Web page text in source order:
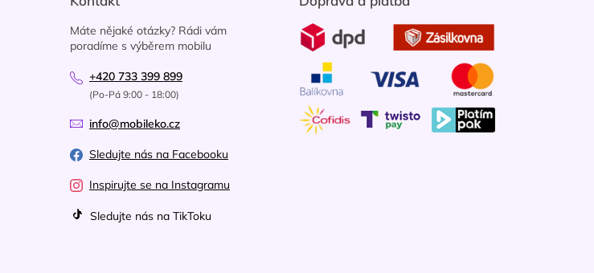
Máte nějaké otázky? Rádi vám
poradíme s výběrem mobilu
+420 733 399 899
(Po-Pá 9:00 - 18:00)
info@mobileko.cz
Sledujte nás na Facebooku
Inspirujte se na Instagramu
Sledujte nás na TikToku